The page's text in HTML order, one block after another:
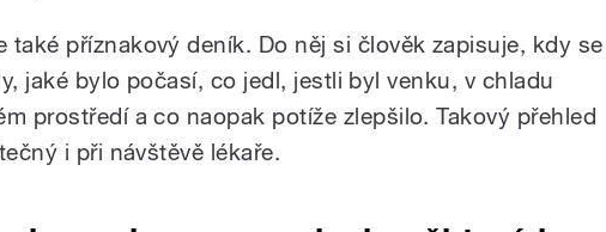
také příznakový deník. Do něj si člověk zapisuje, kdy se
jaké bylo počasí, co jedl, jestli byl venku, v chladu
prostředí a co naopak potíže zlepšilo. Takový přehled
i při návštěvě lékaře.